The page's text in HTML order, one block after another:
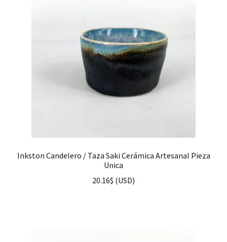
Inkston Candelero / Taza Saki Cerámica Artesanal Pieza
Unica
20.16$ (USD)